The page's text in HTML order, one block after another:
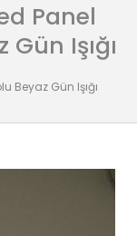
Panel
Işığı
Beyaz Gün Işığı